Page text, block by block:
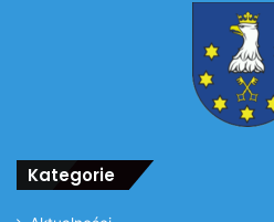
Kategorie